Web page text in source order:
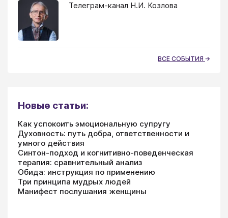
Телеграм-канал Н.И. Козлова
ВСЕ СОБЫТИЯ
Новые статьи:
Как успокоить эмоциональную супругу
Духовность: путь добра, ответственности и
умного действия
Синтон-подход и когнитивно-поведенческая
терапия: сравнительный анализ
Обида: инструкция по применению
Три принципа мудрых людей
Манифест послушания женщины